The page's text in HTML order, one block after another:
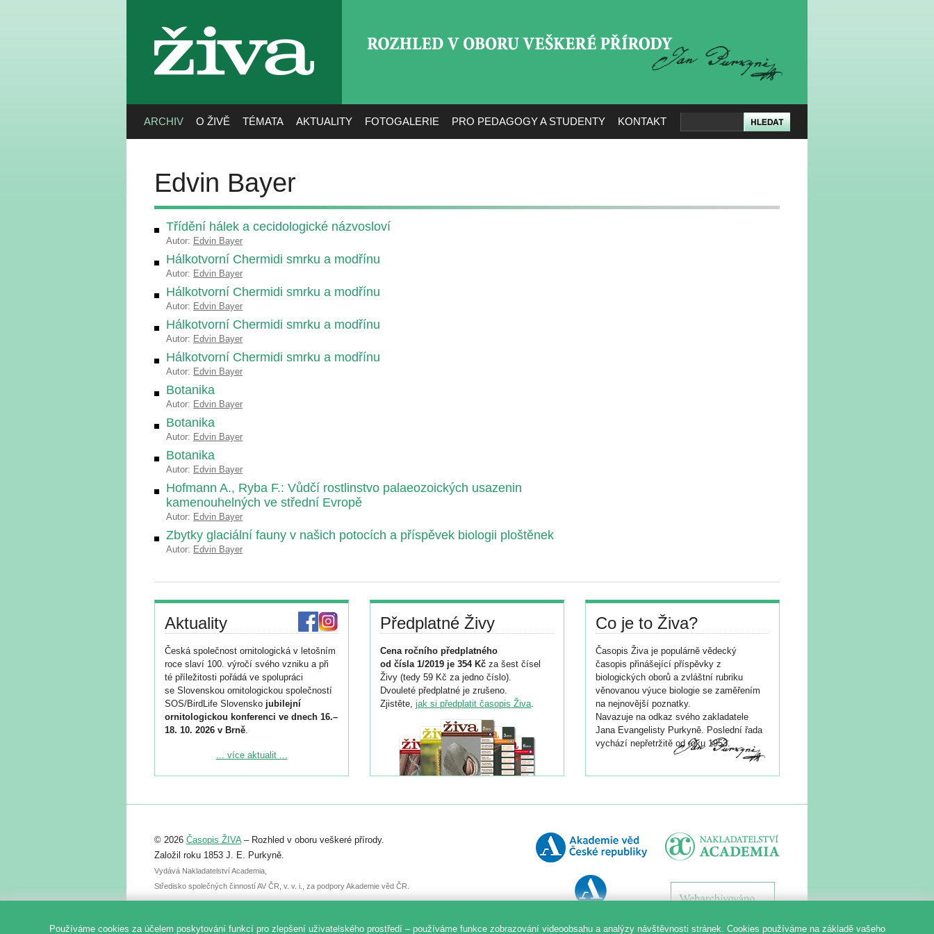
živa
ARCHIV O ŽIVĚ TÉMATA AKTUALITY FOTOGALERIE PRO PEDAGOGY A STUDENTY KONTAKT
Edvin Bayer
Třídění hálek a cecidologické názvosloví
Autor: Edvin Bayer
Hálkotvorní Chermidi smrku a modřínu
Autor: Edvin Bayer
Hálkotvorní Chermidi smrku a modřínu
Autor: Edvin Bayer
Hálkotvorní Chermidi smrku a modřínu
Autor: Edvin Bayer
Hálkotvorní Chermidi smrku a modřínu
Autor: Edvin Bayer
Botanika
Autor: Edvin Bayer
Botanika
Autor: Edvin Bayer
Botanika
Autor: Edvin Bayer
Hofmann A., Ryba F.: Vůdčí rostlinstvo palaeozoických usazenin
kamenouhelných ve střední Evropě
Autor: Edvin Bayer
Zbytky glaciální fauny v našich potocích a příspěvek biologii ploštěnek
Autor: Edvin Bayer
Aktuality
Česká společnost ornitologická v letošním
roce slaví 100. výročí svého vzniku a při
té příležitosti pořádá ve spolupráci
se Slovenskou ornitologickou společností
SOS/BirdLife Slovensko jubilejní
ornitologickou konferenci ve dnech 16.–
18. 10. 2026 v Brně.
Podrobnější informace ke konferenci
Registrovat se můžete do 6. září.
abstraktu přihlášené přednášky nebo
posteru je už 30. června.
... více aktualit ...
Předplatné Živy
Cena ročního předplatného
od čísla 1/2019 je 354 Kč za šest čísel
Živy (tedy 59 Kč za jedno číslo).
Dvouleté předplatné je zrušeno.
Zjistěte, jak si předplatit časopis Živa.
Co je to Živa?
Časopis Živa je populárně vědecký
časopis přinášející příspěvky z
biologických oborů a zvláštní rubriku
věnovanou výuce biologie se zaměřením
na nejnovější poznatky.
Navazuje na odkaz svého zakladatele
Jana Evangelisty Purkyně. Poslední řada
vychází nepřetržitě od roku 1953.
© 2026 Časopis ŽIVA– Rozhled v oboru veškeré přírody.
Založil roku 1853 J. E. Purkyně.
Vydává Nakladatelství Academia,
Středisko společných činností AV ČR, v. v. i., za podpory Akademie věd ČR.
Používáme cookies za účelem poskytování funkcí pro zlepšení uživatelského prostředí – používáme funkce zobrazování videoobsahu a analýzy návštěvnosti stránek. Cookies používáme na základě vašeho